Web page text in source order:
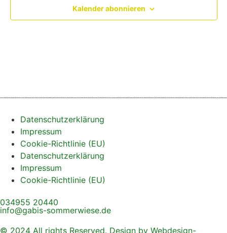
Kalender abonnieren
Datenschutzerklärung
Impressum
Cookie-Richtlinie (EU)
Datenschutzerklärung
Impressum
Cookie-Richtlinie (EU)
034955 20440
info@gabis-sommerwiese.de
© 2024 All rights Reserved. Design by Webdesign-